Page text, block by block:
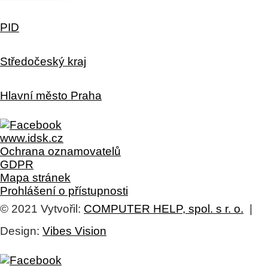
PID
Středočeský kraj
Hlavní město Praha
www.idsk.cz
Ochrana oznamovatelů
GDPR
Mapa stránek
Prohlášení o přístupnosti
© 2021 Vytvořil: COMPUTER HELP, spol. s r. o. |
Design: Vibes Vision